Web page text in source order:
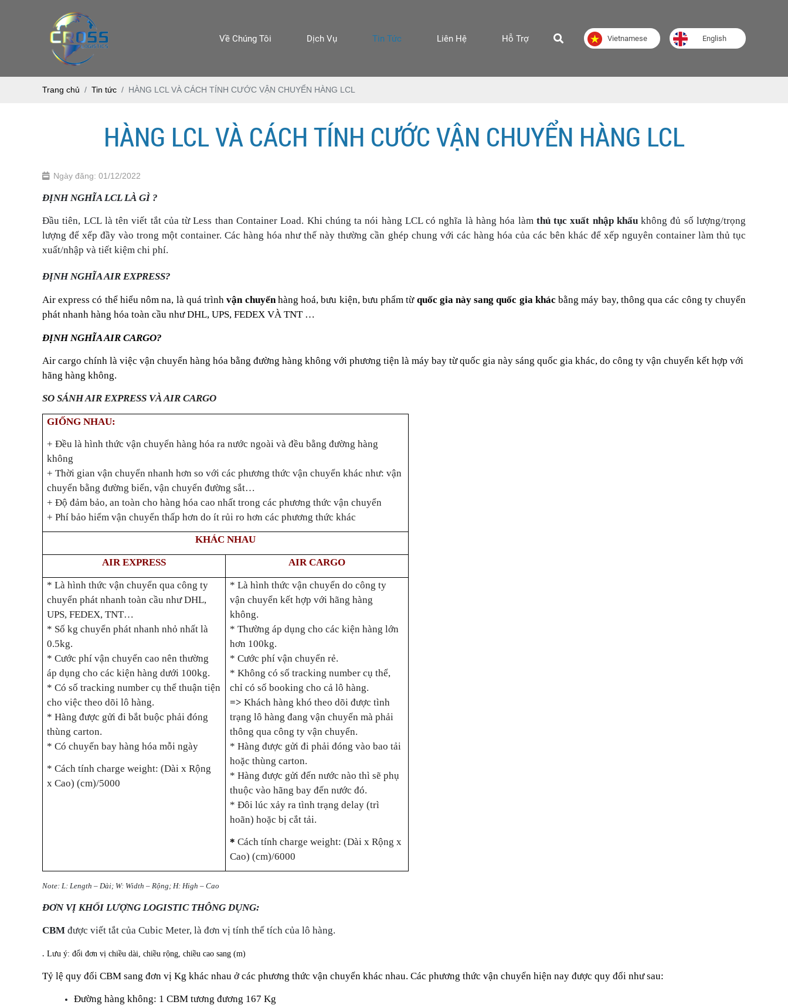
Về Chúng Tôi Dịch Vụ Tin Tức Liên Hệ Hỗ Trợ Vietnamese English
Trang chủ Tin tức HÀNG LCL VÀ CÁCH TÍNH CƯỚC VẬN CHUYỂN HÀNG LCL
HÀNG LCL VÀ CÁCH TÍNH CƯỚC VẬN CHUYỂN HÀNG LCL
Ngày đăng: 01/12/2022
ĐỊNH NGHĨA LCL LÀ GÌ ?
Đầu tiên, LCLlà tên viết tắt của từ Less than Container Load. Khi chúng ta nói hàng LCL có nghĩa là hàng hóa làm thủ tục xuất nhập khẩukhông đủ số lượng/trọng
lượng để xếp đầy vào trong một container. Các hàng hóa như thế này thường cần ghép chung với các hàng hóa của các bên khác để xếp nguyên container làm thủ tục
xuất/nhập và tiết kiệm chi phí.
ĐỊNH NGHĨA AIR EXPRESS?
Air express có thể hiểu nôm na, là quá trìnhvận chuyểnhàng hoá, bưu kiện, bưu phẩm từ quốc gia này sang quốc gia khác bằng máy bay, thông qua các công ty chuyển
phát nhanh hàng hóa toàn cầu như DHL, UPS, FEDEX VÀ TNT …
ĐỊNH NGHĨA AIR CARGO?
Air cargo chính là việc vận chuyển hàng hóa bằng đường hàng không với phương tiện là máy bay từ quốc gia này sáng quốc gia khác, do công ty vận chuyển kết hợp với
hãng hàng không.
SO SÁNH AIR EXPRESS VÀ AIR CARGO
GIỐNG NHAU:
+ Đều là hình thức vận chuyển hàng hóa ra nước ngoài và đều bằng đường hàng
không
+ Thời gian vận chuyển nhanh hơn so với các phương thức vận chuyển khác như: vận
chuyển bằng đường biển, vận chuyển đường sắt…
+ Độ đảm bảo, an toàn cho hàng hóa cao nhất trong các phương thức vận chuyển
+ Phí bảo hiểm vận chuyển thấp hơn do ít rủi ro hơn các phương thức khác
KHÁC NHAU
AIR EXPRESS AIR CARGO
* Là hình thức vận chuyển qua công ty
chuyển phát nhanh toàn cầu như DHL,
UPS, FEDEX, TNT…
* Số kg chuyển phát nhanh nhỏ nhất là
0.5kg.
* Cước phí vận chuyển cao nên thường
áp dụng cho các kiện hàng dưới 100kg.
* Có số tracking number cụ thể thuận tiện
cho việc theo dõi lô hàng.
* Hàng được gửi đi bắt buộc phải đóng
thùng carton.
* Có chuyến bay hàng hóa mỗi ngày
* Cách tính charge weight: (Dài x Rộng
x Cao) (cm)/5000
* Là hình thức vận chuyển do công ty
vận chuyển kết hợp với hãng hàng
không.
* Thường áp dụng cho các kiện hàng lớn
hơn 100kg.
* Cước phí vận chuyển rẻ.
* Không có số tracking number cụ thể,
chỉ có số booking cho cả lô hàng.
=> Khách hàng khó theo dõi được tình
trạng lô hàng đang vận chuyển mà phải
thông qua công ty vận chuyển.
* Hàng được gửi đi phải đóng vào bao tải
hoặc thùng carton.
* Hàng được gửi đến nước nào thì sẽ phụ
thuộc vào hãng bay đến nước đó.
* Đôi lúc xảy ra tình trạng delay (trì
hoãn) hoặc bị cắt tải.
*Cách tính charge weight: (Dài x Rộng x
Cao) (cm)/6000
Note: L: Length – Dài; W: Width – Rộng; H: High – Cao
ĐƠN VỊ KHỐI LƯỢNG LOGISTIC THÔNG DỤNG:
CBM được viết tắt của Cubic Meter, là đơn vị tính thể tích của lô hàng.
. Lưu ý: đổi đơn vị chiều dài, chiều rộng, chiều cao sang (m)
Tỷ lệ quy đổi CBM sang đơn vị Kg khác nhau ở các phương thức vận chuyển khác nhau. Các phương thức vận chuyển hiện nay được quy đổi như sau:
Đường hàng không: 1 CBM tương đương 167 Kg